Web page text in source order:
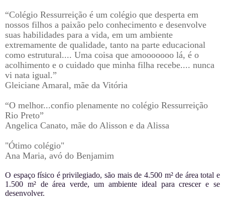
“Colégio Ressurreição é um colégio que desperta em
nossos filhos a paixão pelo conhecimento e desenvolve
suas habilidades para a vida, em um ambiente
extremamente de qualidade, tanto na parte educacional
como estrutural.... Uma coisa que amooooooo lá, é o
acolhimento e o cuidado que minha filha recebe.... nunca
vi nata igual.”
Gleiciane Amaral, mãe da Vitória
“O melhor...confio plenamente no colégio Ressurreição
Rio Preto”
Angelica Canato, mãe do Alisson e da Alissa
"Ótimo colégio"
Ana Maria, avó do Benjamim
O espaço físico é privilegiado, são mais de 4.500 m² de área total e
1.500 m² de área verde, um ambiente ideal para crescer e se
desenvolver.